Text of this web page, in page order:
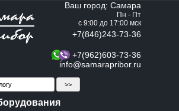
Ваш город: Самара
Пн - Пт
с 9:00 до 17:00 мск
+7(846)243-73-36
+7(962)603-73-36
info@samarapribor.ru